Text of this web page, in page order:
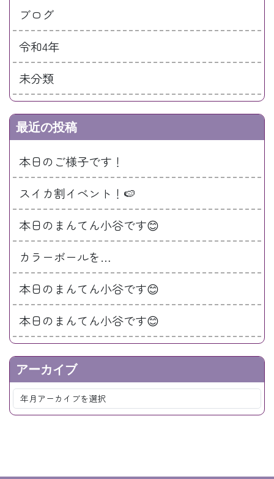
ブログ
令和4年
未分類
最近の投稿
本日のご様子です！
スイカ割イベント！🍉
本日のまんてん小谷です😊
カラーボールを…
本日のまんてん小谷です😊
本日のまんてん小谷です😊
アーカイブ